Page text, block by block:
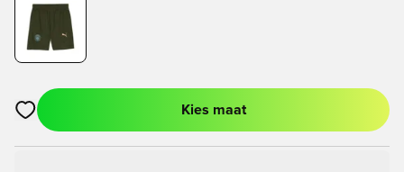
Opent een venster om in te loggen of je aan te melden als lid
Kies maat